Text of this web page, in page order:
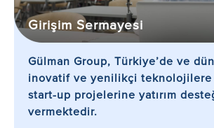
Girişim Sermayesi
Gülman Group, Türkiye’de ve
inovatif ve yenilikçi teknolojilere
start-up projelerine yatırım
vermektedir.